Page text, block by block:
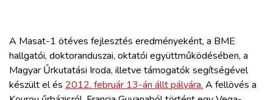
A Masat-1 ötéves fejlesztés eredményeként, a BME
hallgatói, doktoranduszai, oktatói együttműködésében, a
Magyar Űrkutatási Iroda, illetve támogatók segítségével
készült el és 2012. február 13-án állt pályára. A fellövés a